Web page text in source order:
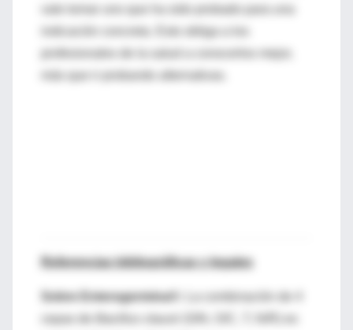
indicación concreta. Esto obliga a los
Referencias bibliográficas y legales
Sobre Enterogermina®: